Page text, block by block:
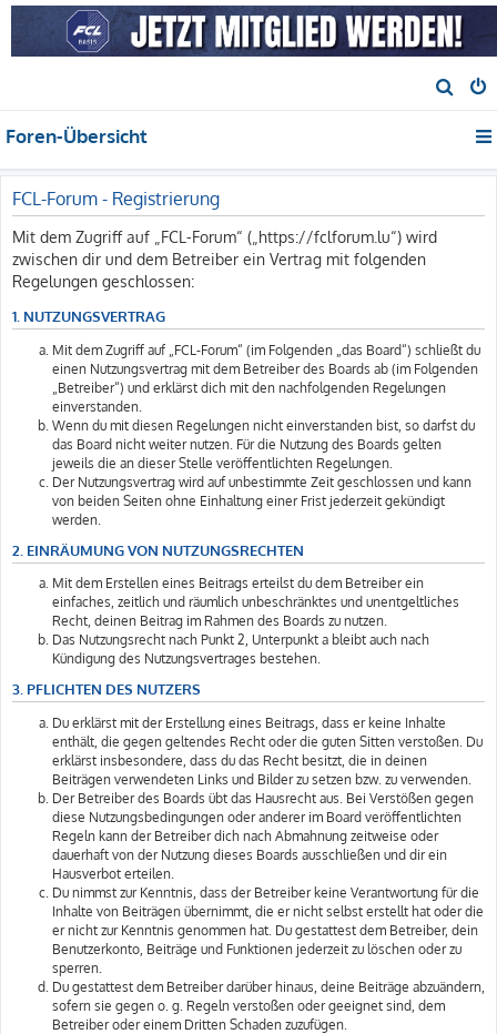
u
h
Foren-Übersicht
FCL-Forum - Registrierung
Mit dem Zugriff auf „FCL-Forum“ („https://fclforum.lu“) wird
zwischen dir und dem Betreiber ein Vertrag mit folgenden
Regelungen geschlossen:
1. NUTZUNGSVERTRAG
Mit dem Zugriff auf „FCL-Forum“ (im Folgenden „das Board“) schließt du
einen Nutzungsvertrag mit dem Betreiber des Boards ab (im Folgenden
„Betreiber“) und erklärst dich mit den nachfolgenden Regelungen
einverstanden.
Wenn du mit diesen Regelungen nicht einverstanden bist, so darfst du
das Board nicht weiter nutzen. Für die Nutzung des Boards gelten
jeweils die an dieser Stelle veröffentlichten Regelungen.
Der Nutzungsvertrag wird auf unbestimmte Zeit geschlossen und kann
von beiden Seiten ohne Einhaltung einer Frist jederzeit gekündigt
werden.
2. EINRÄUMUNG VON NUTZUNGSRECHTEN
Mit dem Erstellen eines Beitrags erteilst du dem Betreiber ein
einfaches, zeitlich und räumlich unbeschränktes und unentgeltliches
Recht, deinen Beitrag im Rahmen des Boards zu nutzen.
Das Nutzungsrecht nach Punkt 2, Unterpunkt a bleibt auch nach
Kündigung des Nutzungsvertrages bestehen.
3. PFLICHTEN DES NUTZERS
Du erklärst mit der Erstellung eines Beitrags, dass er keine Inhalte
enthält, die gegen geltendes Recht oder die guten Sitten verstoßen. Du
erklärst insbesondere, dass du das Recht besitzt, die in deinen
Beiträgen verwendeten Links und Bilder zu setzen bzw. zu verwenden.
Der Betreiber des Boards übt das Hausrecht aus. Bei Verstößen gegen
diese Nutzungsbedingungen oder anderer im Board veröffentlichten
Regeln kann der Betreiber dich nach Abmahnung zeitweise oder
dauerhaft von der Nutzung dieses Boards ausschließen und dir ein
Hausverbot erteilen.
Du nimmst zur Kenntnis, dass der Betreiber keine Verantwortung für die
Inhalte von Beiträgen übernimmt, die er nicht selbst erstellt hat oder die
er nicht zur Kenntnis genommen hat. Du gestattest dem Betreiber, dein
Benutzerkonto, Beiträge und Funktionen jederzeit zu löschen oder zu
sperren.
Du gestattest dem Betreiber darüber hinaus, deine Beiträge abzuändern,
sofern sie gegen o. g. Regeln verstoßen oder geeignet sind, dem
Betreiber oder einem Dritten Schaden zuzufügen.